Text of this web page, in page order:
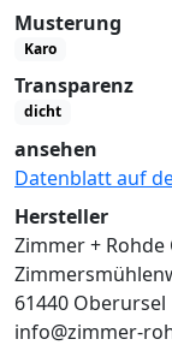
Musterung
Karo
Transparenz
dicht
ansehen
Datenblatt auf
Hersteller
Zimmer + Rohde
61440 Oberursel
info@zimmer-